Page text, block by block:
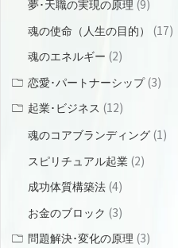
夢･天職の実現の原理 (9)
魂の使命（人生の目的） (17)
魂のエネルギー (2)
恋愛･パートナーシップ(3)
起業･ビジネス (12)
魂のコアブランディング (1)
スピリチュアル起業 (2)
成功体質構築法 (4)
お金のブロック (3)
問題解決･変化の原理 (3)